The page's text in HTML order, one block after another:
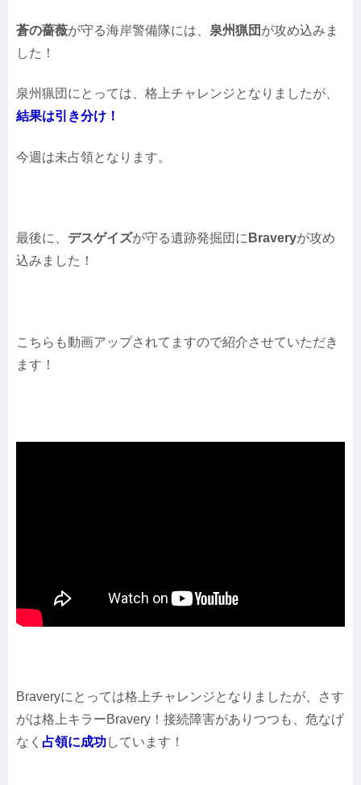
蒼の薔薇が守る海岸警備隊には、 泉州猟団 が攻め込みま
した！
泉州猟団にとっては、格上チャレンジとなりましたが、
結果は引き分け！
今週は未占領となります。
最後に、 デスゲイズが守る遺跡発掘団に Braveryが攻め
込みました！
こちらも動画アップされてますので紹介させていただき
ます！
Braveryにとっては格上チャレンジとなりましたが、さす
がは格上キラーBravery！接続障害がありつつも、危なげ
なく 占領に成功しています！